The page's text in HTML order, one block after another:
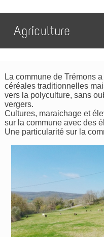
Agriculture
La commune de Trémons
céréales traditionnelles
vers la polyculture, sans
vergers.
Cultures, maraichage et
sur la commune avec des
Une particularité sur la